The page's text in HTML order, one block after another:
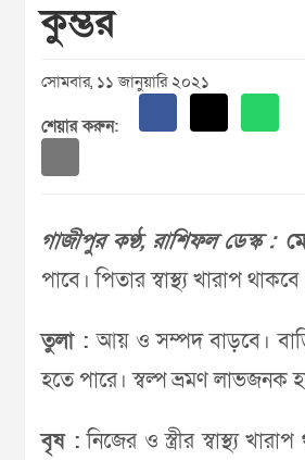
কুম্ভর
সোমবার, ১১ জানুয়ারি ২০২১
শেয়ার করুন:
গাজীপুর কণ্ঠ, রাশিফল ডেস্ক :
পাবে। পিতার স্বাস্থ্য খারাপ
তুলা : আয় ও সম্পদ বাড়বে।
হতে পারে। স্বল্প ভ্রমণ লাভজনক
বৃষ : নিজের ও স্ত্রীর স্বাস্থ্য